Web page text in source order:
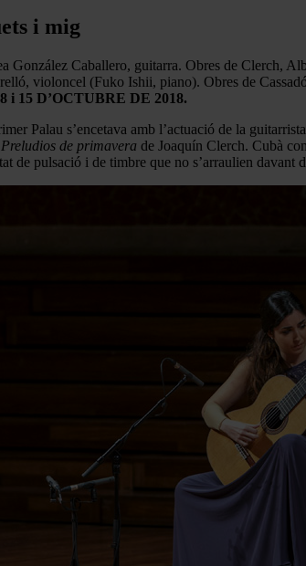
i mig
González Caballero, guitarra. Obres de Clerch,
violoncel (Fuko Ishii, piano). Obres de
15 D’OCTUBRE DE 2018.
Palau s’encetava amb l’actuació de la
Preludios de primavera de Joaquín Clerch. Cubà
de pulsació i de timbre que no s’arraulien